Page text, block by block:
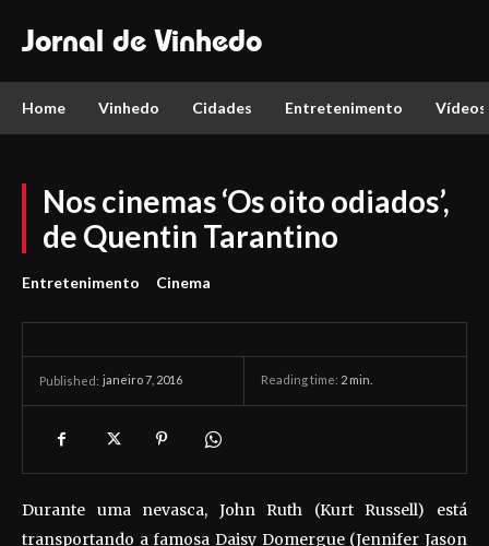
Jornal de Vinhedo
Home Vinhedo Cidades Entretenimento Vídeos
Nos cinemas ‘Os oito odiados’,
de Quentin Tarantino
Entretenimento Cinema
Published: janeiro 7, 2016 Reading time: 2 min.
Durante uma nevasca, John Ruth (Kurt Russell) está
transportando a famosa Daisy Domergue (Jennifer Jason